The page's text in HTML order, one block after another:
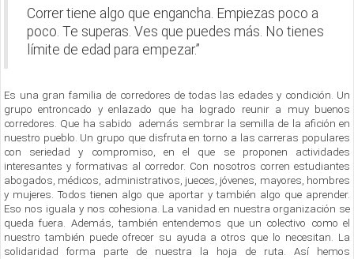
Correr tiene algo que engancha. Empiezas poco a
poco. Te superas. Ves que puedes más. No tienes
límite de edad para empezar.”
Es una gran familia de corredores de todas las edades y condición. Un
grupo entroncado y enlazado que ha logrado reunir a muy buenos
corredores. Que ha sabido además sembrar la semilla de la afición en
nuestro pueblo. Un grupo que disfruta en torno a las carreras populares
con seriedad y compromiso, en el que se proponen actividades
interesantes y formativas al corredor. Con nosotros corren estudiantes
abogados, médicos, administrativos, jueces, jóvenes, mayores, hombres
y mujeres. Todos tienen algo que aportar y también algo que aprender.
Eso nos iguala y nos cohesiona. La vanidad en nuestra organización se
queda fuera. Además, también entendemos que un colectivo como el
nuestro también puede ofrecer su ayuda a otros que lo necesitan. La
solidaridad forma parte de nuestra la hoja de ruta. Así hemos